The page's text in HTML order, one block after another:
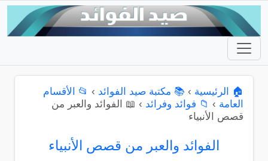
🏠 الرئيسية › 📚 مكتبة صيد الفوائد › 📂 الأقسام
العامة › 📁 فوائد وفرائد › 📖 الفوائد والعبر من
قصص الأنبياء
الفوائد والعبر من قصص الأنبياء